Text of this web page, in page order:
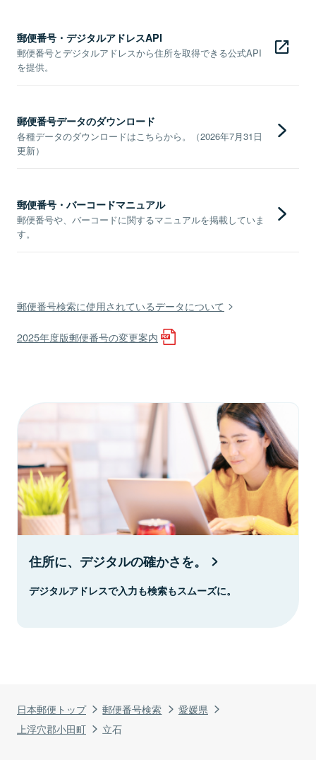
日本郵便トップ 郵便番号検索
愛媛県
上浮穴郡小田町
立石
郵便番号・デジタルアドレスAPI
郵便番号とデジタルアドレスから住所を取得できる公式API
を提供。
郵便番号データのダウンロード
各種データのダウンロードはこちらから。（2026年7月31日
更新）
郵便番号・バーコードマニュアル
郵便番号や、バーコードに関するマニュアルを掲載していま
す。
郵便番号検索に使用されているデータについて
2025年度版郵便番号の変更案内
住所に、デジタルの確かさを。
デジタルアドレスで入力も検索もスムーズに。